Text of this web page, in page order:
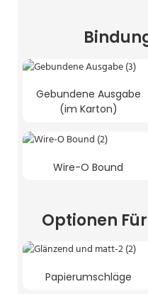
Gebundene Ausgabe
(im Karton)
Wire-O Bound
Optionen
Papierumschläge